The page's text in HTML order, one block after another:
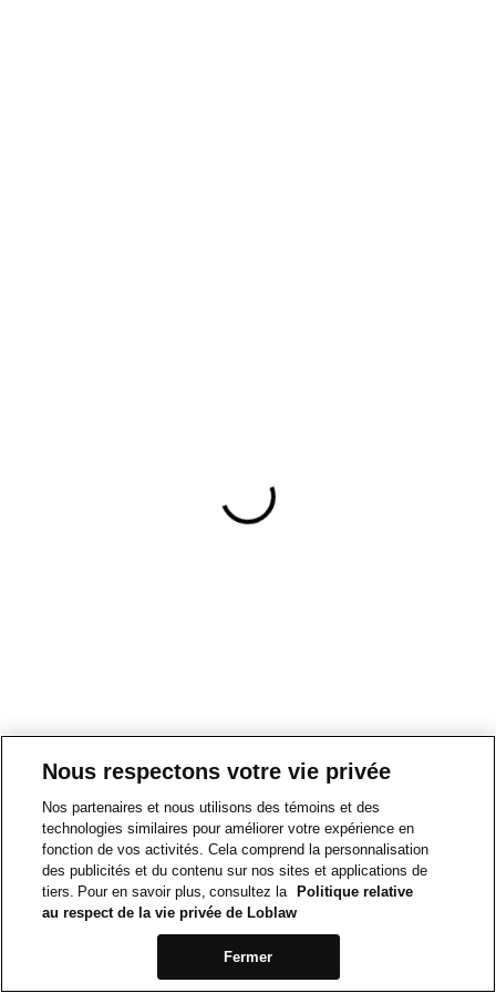
Nous respectons votre vie privée
Nos partenaires et nous utilisons des témoins et des
technologies similaires pour améliorer votre expérience en
fonction de vos activités. Cela comprend la personnalisation
des publicités et du contenu sur nos sites et applications de
tiers. Pour en savoir plus, consultez la
Politique relative
au respect de la vie privée de Loblaw
Fermer